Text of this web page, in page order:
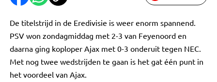
De titelstrijd in de Eredivisie is weer enorm spannend.
PSV won zondagmiddag met 2-3 van Feyenoord en
daarna ging koploper Ajax met 0-3 onderuit tegen NEC.
Met nog twee wedstrijden te gaan is het gat één punt in
het voordeel van Ajax.